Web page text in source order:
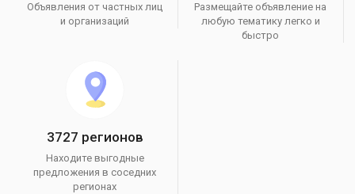
Объявления от частных лиц
и организаций
Размещайте объявление на
любую тематику легко и
быстро
3727 регионов
Находите выгодные
предложения в соседних
регионах